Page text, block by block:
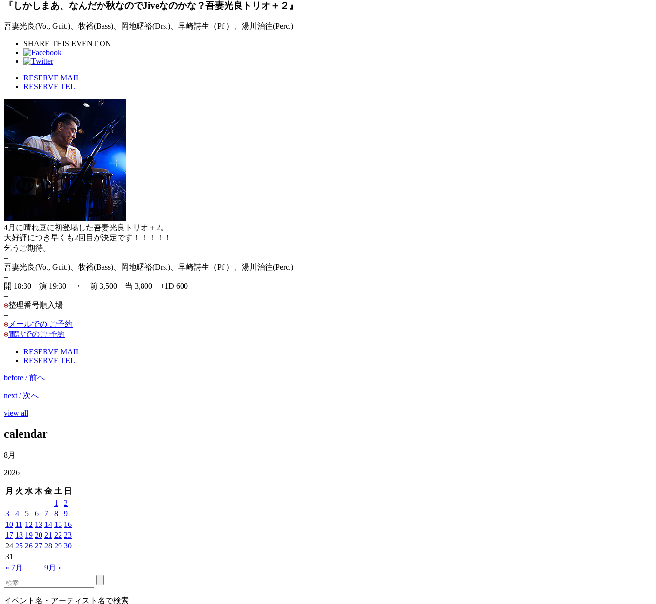
『しかしまあ、なんだか秋なのでJiveなのかな？吾妻光良トリオ＋２』
吾妻光良(Vo., Guit.)、牧裕(Bass)、岡地曙裕(Drs.)、早崎詩生（Pf.）、湯川治往(Perc.)
SHARE THIS EVENT ON
RESERVE MAIL
RESERVE TEL
4月に晴れ豆に初登場した吾妻光良トリオ＋2。
大好評につき早くも2回目が決定です！！！！！
乞うご期待。
–
吾妻光良(Vo., Guit.)、牧裕(Bass)、岡地曙裕(Drs.)、早崎詩生（Pf.）、湯川治往(Perc.)
–
開 18:30 演 19:30 ・ 前 3,500 当 3,800 +1D 600
–
整理番号順入場
–
メールでの ご予約
電話でのご 予約
RESERVE MAIL
RESERVE TEL
before / 前へ
next / 次へ
view all
calendar
8月
2026
月 火 水 木 金 土 日
« 7月 9月 »
1
2
3
4 5 6 7 8
9
10 11 12 13 14 15 16
17 18 19 20 21 22 23
24 25 26 27 28 29 30
31
イベント名・アーティスト名で検索